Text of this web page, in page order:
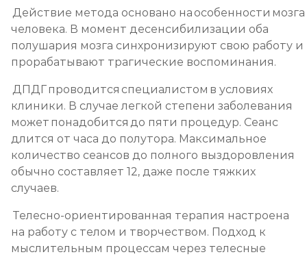
Действие метода основано на особенности мозга
человека. В момент десенсибилизации оба
полушария мозга синхронизируют свою работу и
прорабатывают трагические воспоминания.
ДПДГ проводится специалистом в условиях
клиники. В случае легкой степени заболевания
может понадобится до пяти процедур. Сеанс
длится от часа до полутора. Максимальное
количество сеансов до полного выздоровления
обычно составляет 12, даже после тяжких
случаев.
Телесно-ориентированная терапия настроена
на работу с телом и творчеством. Подход к
мыслительным процессам через телесные